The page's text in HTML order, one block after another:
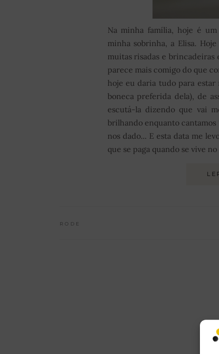
Na minha família, hoje é
minha sobrinha, a Elisa.
muitas risadas e brincadeiras
parece mais comigo do que
hoje eu daria tudo para
boneca preferida dela), de
escutá-la dizendo que vai
brilhando enquanto cantamos
nos dado... E esta data me
que se paga quando se vive
RODE